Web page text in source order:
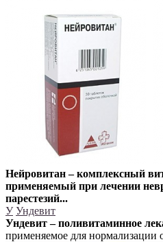
Нейровитан – комплексный
применяемый при лечении
парестезий...
У Ундевит
Ундевит – поливитаминное
применяемое для нормализации